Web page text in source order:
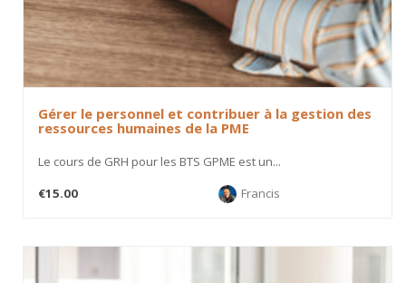
Gérer le personnel et contribuer à la gestion des
ressources humaines de la PME
Le cours de GRH pour les BTS GPME est un...
€15.00
Francis